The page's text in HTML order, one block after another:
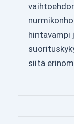
hintavampi
siitä